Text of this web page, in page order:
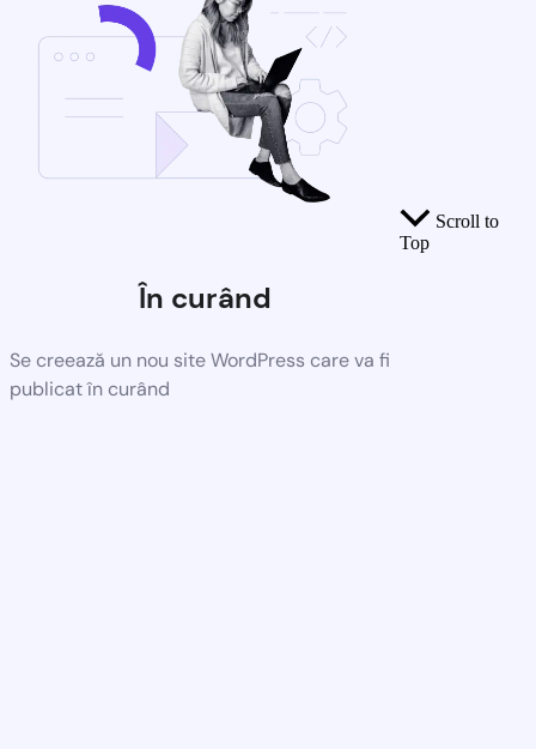
În curând
Se creează un nou site WordPress care va fi
publicat în curând
Scroll to
Top